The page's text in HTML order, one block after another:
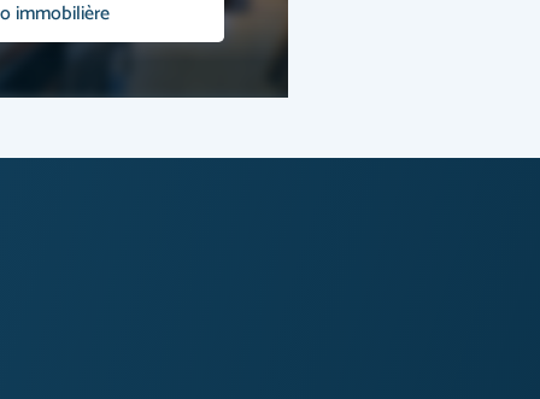
immobilière